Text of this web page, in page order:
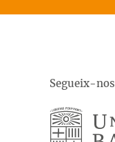
Segueix-